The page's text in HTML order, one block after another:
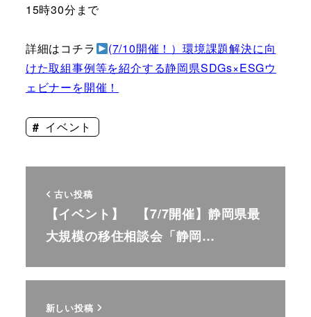
15時30分まで
詳細はコチラ
(7/10開催！）環境課題解決に向
けた取組事例等を紹介する静岡県SDGs×ESGウ
ェビナーを開催！
イベント
古い投稿
【イベント】 【7/7開催】静岡県最
大規模の移住相談会「静岡…
新しい投稿